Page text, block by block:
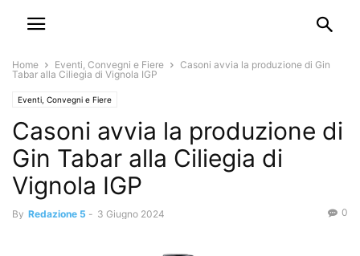
Home Eventi, Convegni e Fiere
Casoni avvia la produzione di Gin
Tabar alla Ciliegia di Vignola IGP
Eventi, Convegni e Fiere
Casoni avvia la produzione di
Gin Tabar alla Ciliegia di
Vignola IGP
By Redazione 5 - 3 Giugno 2024 0